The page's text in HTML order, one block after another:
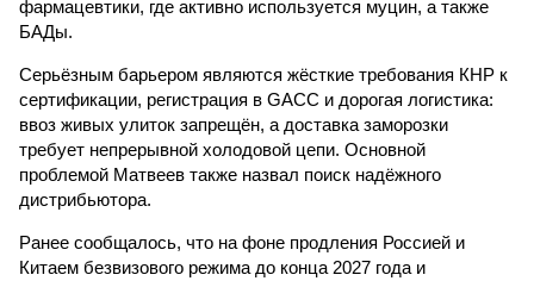
фармацевтики, где активно используется муцин, а также
БАДы.
Серьёзным барьером являются жёсткие требования КНР к
сертификации, регистрация в GACC и дорогая логистика:
ввоз живых улиток запрещён, а доставка заморозки
требует непрерывной холодовой цепи. Основной
проблемой Матвеев также назвал поиск надёжного
дистрибьютора.
Ранее сообщалось, что на фоне продления Россией и
Китаем безвизового режима до конца 2027 года и